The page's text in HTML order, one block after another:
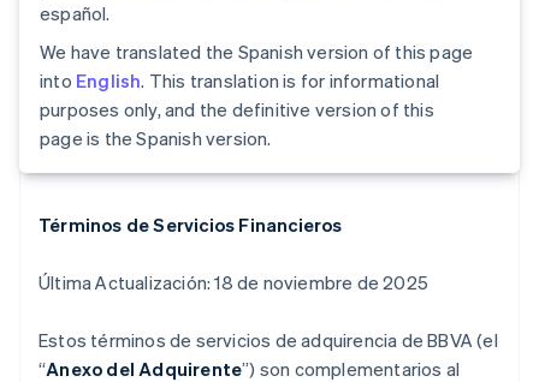
español.
We have translated the Spanish version of this page
into English. This translation is for informational
purposes only, and the definitive version of this
page is the Spanish version.
Términos de Servicios Financieros
Última Actualización: 18 de noviembre de 2025
Estos términos de servicios de adquirencia de BBVA (el
“Anexo del Adquirente”) son complementarios al